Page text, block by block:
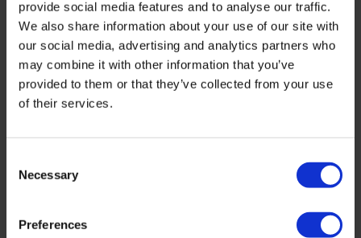
provide social media features and to analyse our traffic.
We also share information about your use of our site with
our social media, advertising and analytics partners who
may combine it with other information that you’ve
provided to them or that they’ve collected from your use
of their services.
Selection
Necessary
Preferences
James Textiel Set. Dan heb je alle producten in één set.
Tapijtreiniger: De Beste Oplossing voor een Schoon
en Fris Tapijt
Een schoon tapijt draagt bij aan een frisse en gezonde
de uitstraling en hygiëne van uw vloerbedekking aantasten.
hardnekkige vlekken, terwijl uw tapijt langer mooi blijft.
Tapijten en vloerkleden zijn gevoelig voor stof, vuil en